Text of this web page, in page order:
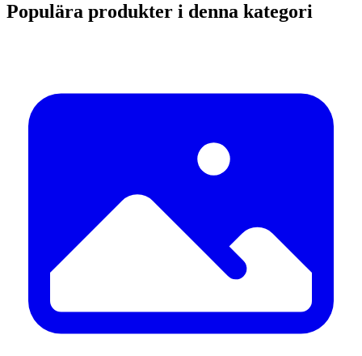
Populära produkter i denna kategori